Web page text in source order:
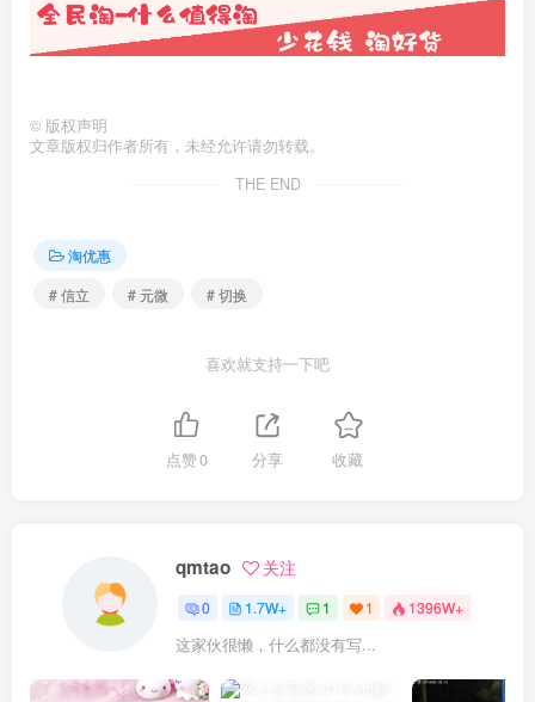
© 版权声明
文章版权归作者所有，未经允许请勿转载。
THE END
淘优惠
# 信立
# 元微 # 切换
喜欢就支持一下吧
点赞0 分享 收藏
qmtao 关注
0 1.7W+ 1 1 1396W+
这家伙很懒，什么都没有写...